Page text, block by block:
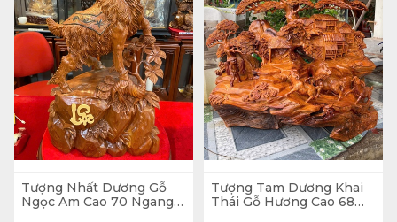
Tượng Nhất Dương Gỗ
Ngọc Am Cao 70 Ngang
Tượng Tam Dương Khai
Thái Gỗ Hương Cao 68